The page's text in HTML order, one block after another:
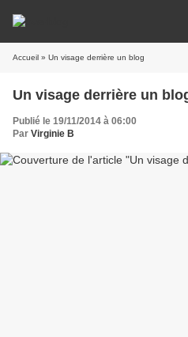
Accueil » Un visage derrière un blog
Un visage derrière un
Publié le 19/11/2014 à 06:00
Par Virginie B